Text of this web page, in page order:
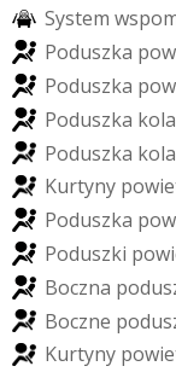
System wspo
Poduszka pow
Poduszka pow
Poduszka kola
Poduszka kola
Kurtyny powie
Poduszka pow
Poduszki powi
Boczna podus
Boczne podus
Kurtyny powie